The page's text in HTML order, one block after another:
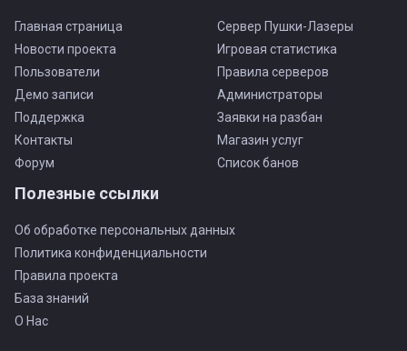
Главная страница
Новости проекта
Пользователи
Демо записи
Поддержка
Контакты
Форум
Сервер Пушки-Лазеры
Игровая статистика
Правила серверов
Администраторы
Заявки на разбан
Магазин услуг
Список банов
Полезные ссылки
Об обработке персональных данных
Политика конфиденциальности
Правила проекта
База знаний
О Нас